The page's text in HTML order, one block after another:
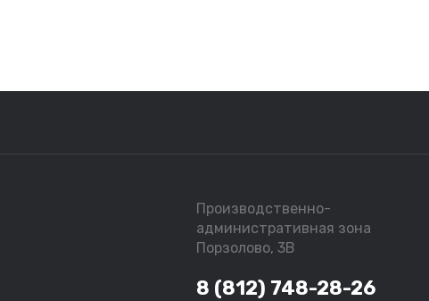
Производственно-
административная зона
Порзолово, 3В
8 (812) 748-28-26